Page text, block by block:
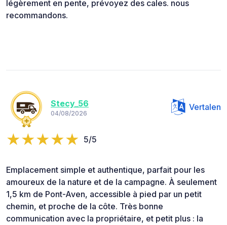
légèrement en pente, prévoyez des cales. nous
recommandons.
Stecy_56
04/08/2026
Vertalen
5/5
Emplacement simple et authentique, parfait pour les
amoureux de la nature et de la campagne. À seulement
1,5 km de Pont-Aven, accessible à pied par un petit
chemin, et proche de la côte. Très bonne
communication avec la propriétaire, et petit plus : la